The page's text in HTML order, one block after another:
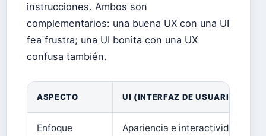
instrucciones. Ambos son
complementarios: una buena UX con una UI
fea frustra; una UI bonita con una UX
confusa también.
ASPECTO UI (INTERFAZ DE USUARIO)
Enfoque Apariencia e interactividad